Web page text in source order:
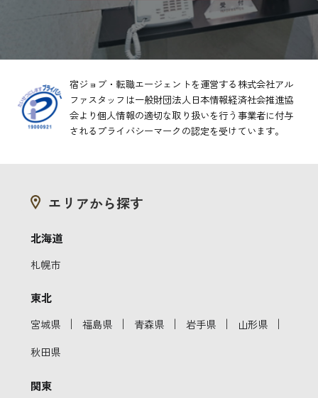
宿ジョブ・転職エージェントを運営する株式会社アル
ファスタッフは一般財団法人日本情報経済社会推進協
会より個人情報の適切な取り扱いを行う事業者に付与
されるプライバシーマークの認定を受けています。
エリアから探す
北海道
札幌市
東北
宮城県 ｜ 福島県 ｜ 青森県 ｜ 岩手県 ｜ 山形県 ｜
秋田県
関東